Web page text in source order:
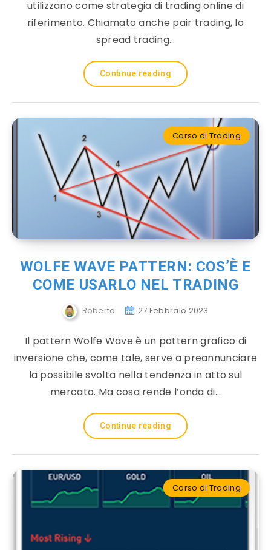
utilizzano come strategia di trading online di
riferimento. Chiamato anche pair trading, lo
spread trading…
Continue reading
Corso di Trading
WOLFE WAVE PATTERN: COS’È E
COME USARLO NEL TRADING
Roberto 27 Febbraio 2023
Il pattern Wolfe Wave è un pattern grafico di
inversione che, come tale, serve a preannunciare
la possibile svolta nella tendenza in atto sul
mercato. Ma cosa rende l’onda di…
Continue reading
Corso di Trading